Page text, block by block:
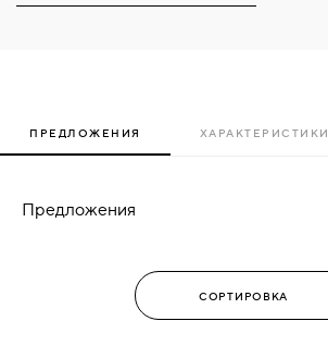
ПРЕДЛОЖЕНИЯ ХАРАКТЕРИСТИКИ
Предложения